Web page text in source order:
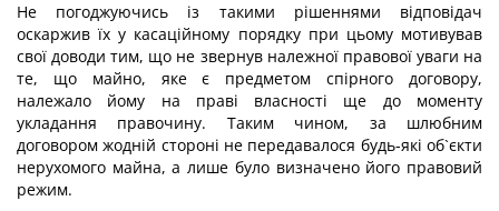
Не погоджуючись із такими рішеннями відповідач
оскаржив їх у касаційному порядку при цьому мотивував
свої доводи тим, що не звернув належної правової уваги на
те, що майно, яке є предметом спірного договору,
належало йому на праві власності ще до моменту
укладання правочину. Таким чином, за шлюбним
договором жодній стороні не передавалося будь-які об`єкти
нерухомого майна, а лише було визначено його правовий
режим.